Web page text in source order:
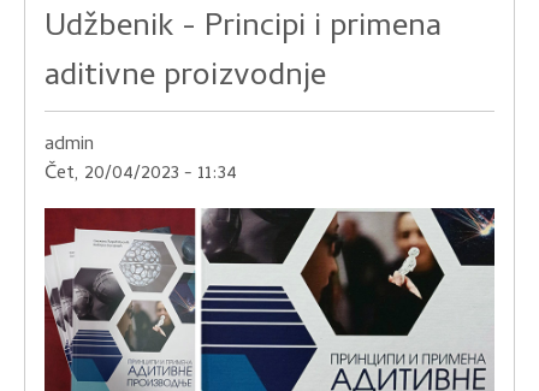
Udžbenik - Principi i primena
aditivne proizvodnje
admin
Čet, 20/04/2023 - 11:34